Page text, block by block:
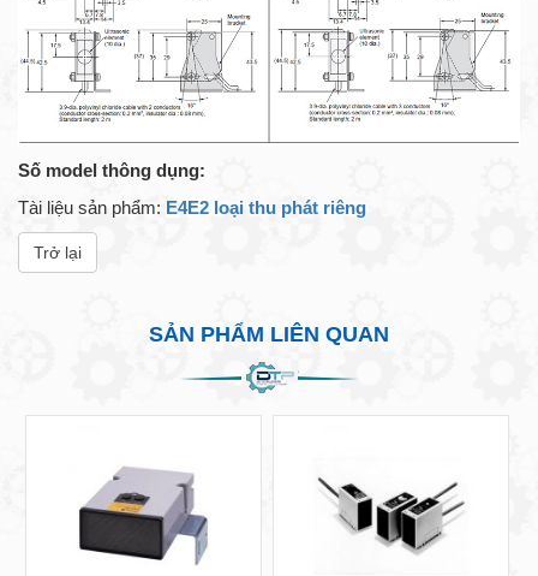
Số model thông dụng:
Tài liệu sản phẩm: E4E2 loại thu phát riêng
Trở lại
SẢN PHẨM LIÊN QUAN